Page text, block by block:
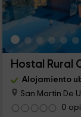
Hostal Rural
Alojamiento
San Martin De
0